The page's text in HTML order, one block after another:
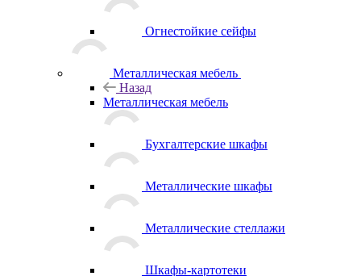
Огнестойкие сейфы
Металлическая мебель
Назад
Металлическая мебель
Бухгалтерские шкафы
Металлические шкафы
Металлические стеллажи
Шкафы-картотеки